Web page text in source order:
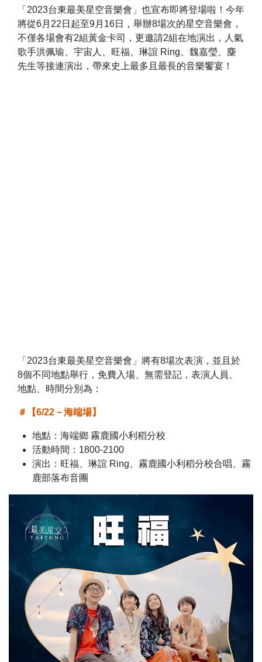
「2023台東最美星空音樂會」也宣布即將登場啦！今年
將從6月22日起至9月16日，舉辦8場次的星空音樂會，
不僅各場會有2組黃金卡司，更邀請2組在地演出，人氣
歌手洪佩瑜、宇宙人、旺福、琳誼 Ring、魏嘉瑩、麋
先生等接連演出，帶來史上最多且最長的音樂饗宴！
「2023台東最美星空音樂會」將有8場次表演，並且於
8個不同地點舉行，免費入場、無需登記，表演人員、
地點、時間分別為：
＃【6/22－海端場】
地點：海端鄉 霧鹿國小利稻分校
活動時間：1800-2100
演出：旺福、琳誼 Ring、霧鹿國小利稻分校合唱、霧
鹿部落布音團